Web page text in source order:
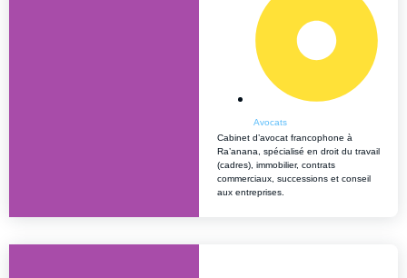
Avocats
Cabinet d’avocat francophone à
Ra’anana, spécialisé en droit du travail
(cadres), immobilier, contrats
commerciaux, successions et conseil
aux entreprises.